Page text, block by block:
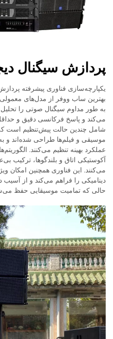
پردازش سیگنال
یکپارچه‌سازی فناوری پیشرفته
بهترین ساب ووفر از مدل‌های
به طور مداوم سیگنال صوتی را
شامل چندین حالت پیش‌تنظیم است که
موسیقی و فیلم‌ها طراحی شده‌اند و به
عملکرد بهینه تنظیم می‌کنند.
آکوستیکی اتاق و بلندگوها، ترکیب
می‌کنند. این فناوری همچنین امکان
دینامیکی را فراهم می‌کند و از آسیب
حالی که تمامیت موسیقایی حفظ